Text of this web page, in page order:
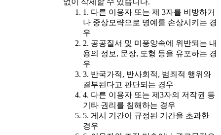
없이 삭제할 수 있습니다.
1. 다른 이용자 또는 제 3자를 비방하거
나 중상모략으로 명예를 손상시키는 경
우
2. 공공질서 및 미풍양속에 위반되는 내
용의 정보, 문장, 도형 등을 유포하는 경
우
3. 반국가적, 반사회적, 범죄적 행위와
결부된다고 판단되는 경우
4. 다른 이용자 또는 제3자의 저작권 등
기타 권리를 침해하는 경우
5. 게시 기간이 규정된 기간을 초과한
경우